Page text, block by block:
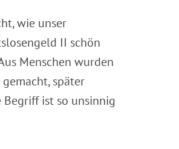
wie unser
II schön
Menschen wurden
später
ist so unsinnig